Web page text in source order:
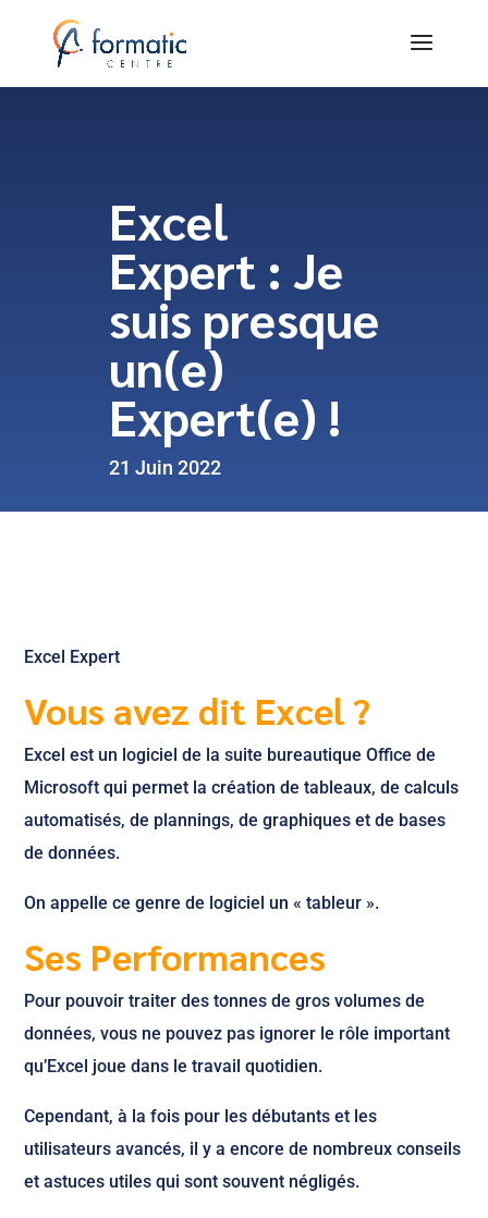
Excel
Expert : Je
suis presque
un(e)
Expert(e) !
21 Juin 2022
Excel Expert
Vous avez dit Excel ?
Excel est un logiciel de la suite bureautique Office de
Microsoft qui permet la création de tableaux, de calculs
automatisés, de plannings, de graphiques et de bases
de données.
On appelle ce genre de logiciel un « tableur ».
Ses Performances
Pour pouvoir traiter des tonnes de gros volumes de
données, vous ne pouvez pas ignorer le rôle important
qu’Excel joue dans le travail quotidien.
Cependant, à la fois pour les débutants et les
utilisateurs avancés, il y a encore de nombreux conseils
et astuces utiles qui sont souvent négligés.